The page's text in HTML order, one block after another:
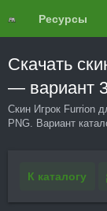
Ресурсы
Скачать
— вариант
Скин Игрок Furrion
PNG. Вариант
К каталогу